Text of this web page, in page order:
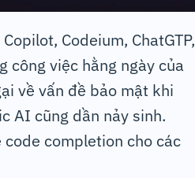
Codeium, ChatGTP,
công việc hằng ngày của
về vấn đề bảo mật khi
AI cũng dần nảy sinh.
completion cho các